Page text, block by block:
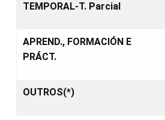
TEMPORAL-T. Parcial
APREND., FORMACIÓN E
PRÁCT.
OUTROS(*)